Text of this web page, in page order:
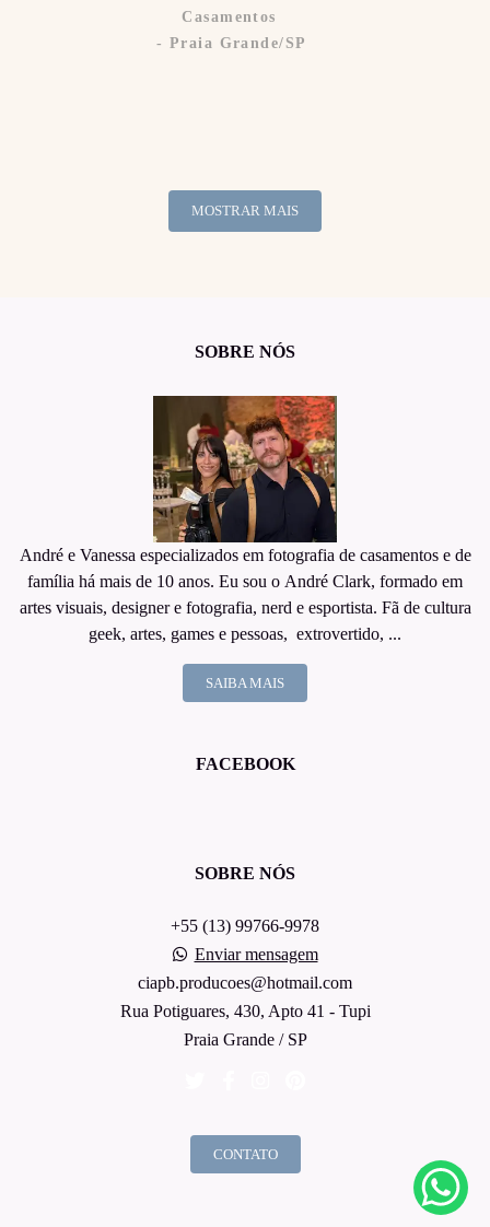
Casamentos
Praia Grande/SP
MOSTRAR MAIS
SOBRE NÓS
André e Vanessa especializados em fotografia de casamentos e de
família há mais de 10 anos. Eu sou o André Clark, formado em
artes visuais, designer e fotografia, nerd e esportista. Fã de cultura
geek, artes, games e pessoas, extrovertido, ...
SAIBA MAIS
FACEBOOK
SOBRE NÓS
+55 (13) 99766-9978
Enviar mensagem
ciapb.producoes@hotmail.com
Rua Potiguares, 430, Apto 41 - Tupi
Praia Grande / SP
CONTATO